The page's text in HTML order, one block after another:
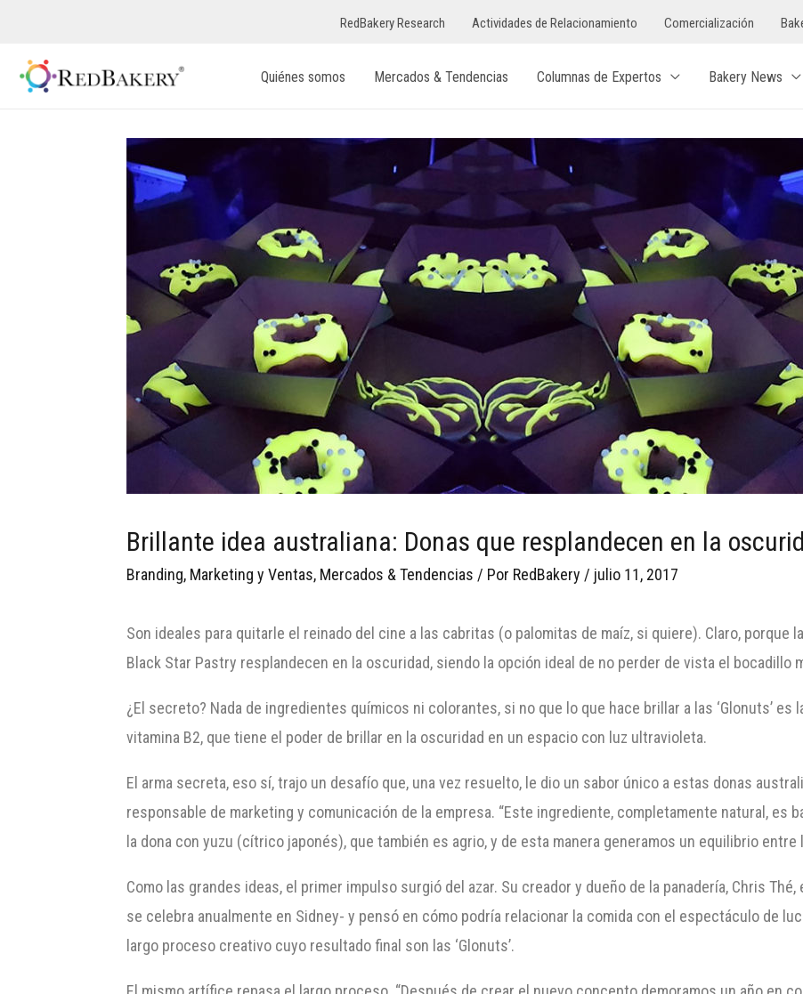
RedBakery Research Actividades de Relacionamiento Comercialización
Quiénes somos Mercados & Tendencias Columnas de Expertos Bakery News
Brillante idea australiana: Donas que resplandecen en la
Branding, Marketing y Ventas, Mercados & Tendencias / Por RedBakery / julio 11, 2017
Son ideales para quitarle el reinado del cine a las cabritas (o palomitas de maíz, si quiere). Claro, porque
Black Star Pastry resplandecen en la oscuridad, siendo la opción ideal de no perder de vista el bocadillo
¿El secreto? Nada de ingredientes químicos ni colorantes, si no que lo que hace brillar a las ‘Glonuts’ es
vitamina B2, que tiene el poder de brillar en la oscuridad en un espacio con luz ultravioleta.
El arma secreta, eso sí, trajo un desafío que, una vez resuelto, le dio un sabor único a estas donas
responsable de marketing y comunicación de la empresa. “Este ingrediente, completamente natural, es
la dona con yuzu (cítrico japonés), que también es agrio, y de esta manera generamos un equilibrio entre
Como las grandes ideas, el primer impulso surgió del azar. Su creador y dueño de la panadería, Chris
se celebra anualmente en Sidney- y pensó en cómo podría relacionar la comida con el espectáculo de
largo proceso creativo cuyo resultado final son las ‘Glonuts’.